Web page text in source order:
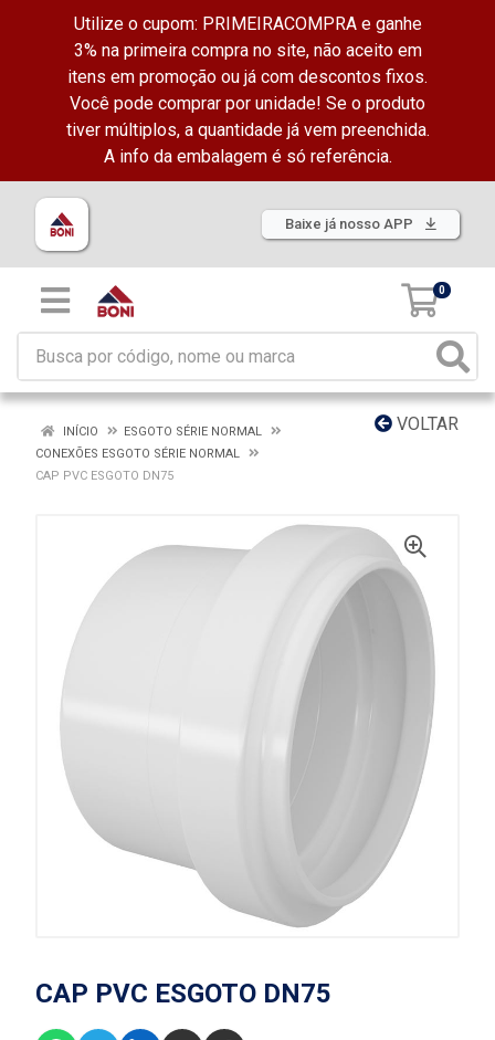
Utilize o cupom: PRIMEIRACOMPRA e ganhe
3% na primeira compra no site, não aceito em
itens em promoção ou já com descontos fixos.
Você pode comprar por unidade! Se o produto
tiver múltiplos, a quantidade já vem preenchida.
A info da embalagem é só referência.
Baixe já nosso APP
0
VOLTAR
INÍCIO
ESGOTO SÉRIE NORMAL
CONEXÕES ESGOTO SÉRIE NORMAL
CAP PVC ESGOTO DN75
CAP PVC ESGOTO DN75